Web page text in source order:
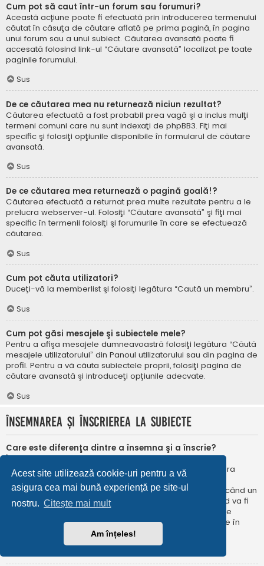
Acest site utilizează cookie-uri pentru a vă
asigura cea mai bună experiență pe site-ul
nostru. Citește mai mult
Am înțeles!
Cum pot să caut într-un forum sau forumuri?
Această acțiune poate fi efectuată prin introducerea termenului
căutat în căsuţa de căutare aflată pe prima pagină, în pagina
unui forum sau a unui subiect. Căutarea avansată poate fi
accesată folosind link-ul “Căutare avansată” localizat pe toate
paginile forumului.
Sus
De ce căutarea mea nu returnează niciun rezultat?
Căutarea efectuată a fost probabil prea vagă şi a inclus mulţi
termeni comuni care nu sunt indexaţi de phpBB3. Fiţi mai
specific şi folosiţi opţiunile disponibile în formularul de căutare
avansată.
Sus
De ce căutarea mea returnează o pagină goală!?
Căutarea efectuată a returnat prea multe rezultate pentru a le
prelucra webserver-ul. Folosiţi “Căutare avansată” şi fiţi mai
specific în termenii folosiţi şi forumurile în care se efectuează
căutarea.
Sus
Cum pot căuta utilizatori?
Duceţi-vă la memberlist şi folosiţi legătura “Caută un membru”.
Sus
Cum pot găsi mesajele şi subiectele mele?
Pentru a afişa mesajele dumneavoastră folosiţi legătura “Căută
mesajele utilizatorului” din Panoul utilizatorului sau din pagina de
profil. Pentru a vă căuta subiectele proprii, folosiţi pagina de
căutare avansată şi introduceţi opţiunile adecvate.
Sus
Însemnarea şi înscrierea la subiecte
Care este diferenţa dintre a însemna şi a înscrie?
În phpBB 3.0 însemnarea era foarte asemănătoare cu
însemnarea în browser-ul web. Nu eraţi notificat când era
publicat un răspuns. În phpBB 3.1, însemnarea este
asemănătoarea înscrierii la un subiect. Puteți fi notificat când un
subiect este actualizat. Înscriindu-vă, veţi fi notificat când va fi
publicat un răspuns în subiectul sau în forum. Opțiunile de
notificare pentru însemnare și înscriere pot fi configurate în
Panoul utilizatorului, sub “Preferințe forum”.